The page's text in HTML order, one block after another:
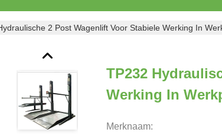
2 Post Wagenlift Voor Stabiele Werking In
TP232
Werking In
Merknaam: